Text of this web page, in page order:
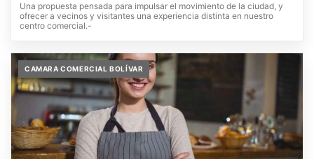
Una propuesta pensada para impulsar el movimiento de la ciudad, y
ofrecer a vecinos y visitantes una experiencia distinta en nuestro
centro comercial.-
CAMARA COMERCIAL BOLÍVAR